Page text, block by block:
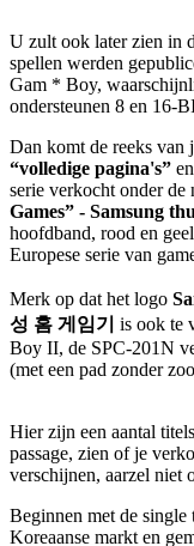
U zult ook later zien in
spellen werden
Gam * Boy,
ondersteunen 8 en 16-
Dan komt de reeks van
“volledige pagina's”
serie verkocht onder de
Games” - Samsung
hoofdband, rood en
Europese serie van
Merk op dat het logo
성 홈 게임기 is ook te
Boy II, de SPC-201N
(met een pad zonder
Hier zijn een aantal
passage, zien of je
verschijnen, aarzel niet
Beginnen met de
Koreaanse markt en